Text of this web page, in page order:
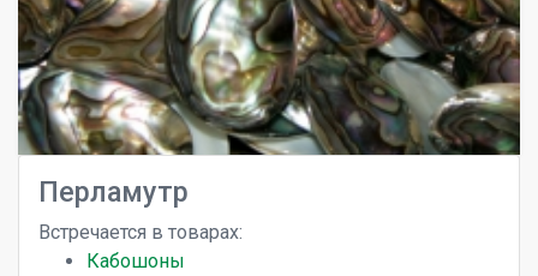
Перламутр
Встречается в товарах:
Кабошоны